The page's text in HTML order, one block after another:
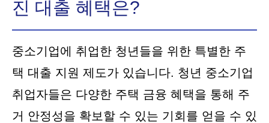
진 대출 혜택은?
중소기업에 취업한 청년들을 위한 특별한 주
택 대출 지원 제도가 있습니다. 청년 중소기업
취업자들은 다양한 주택 금융 혜택을 통해 주
거 안정성을 확보할 수 있는 기회를 얻을 수 있